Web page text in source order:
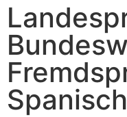
Spanisch